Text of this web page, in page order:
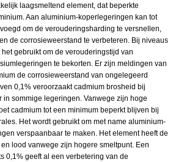
laagsmeltend element, dat beperkte
Aan aluminium-koperlegeringen kan tot
om de verouderingsharding te versnellen,
de corrosieweerstand te verbeteren. Bij niveaus
gebruikt om de verouderingstijd van
te bekorten. Er zijn meldingen van
de corrosieweerstand van ongelegeerd
0,1% veroorzaakt cadmium brosheid bij
in sommige legeringen. Vanwege zijn hoge
cadmium tot een minimum beperkt blijven bij
Het wordt gebruikt om met name aluminium-
verspaanbaar te maken. Het element heeft de
lood vanwege zijn hogere smeltpunt. Een
0,1% geeft al een verbetering van de